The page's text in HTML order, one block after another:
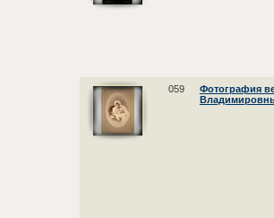
059
Фотография